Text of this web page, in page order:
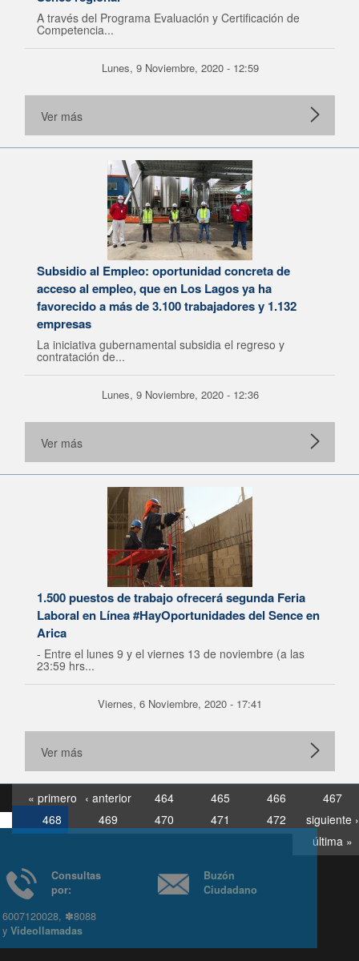
A través del Programa Evaluación y Certificación de
Competencia...
Lunes, 9 Noviembre, 2020 - 12:59
Ver más
Subsidio al Empleo: oportunidad concreta de
acceso al empleo, que en Los Lagos ya ha
favorecido a más de 3.100 trabajadores y 1.132
empresas
La iniciativa gubernamental subsidia el regreso y
contratación de...
Lunes, 9 Noviembre, 2020 - 12:36
Ver más
1.500 puestos de trabajo ofrecerá segunda Feria
Laboral en Línea #HayOportunidades del Sence en
Arica
- Entre el lunes 9 y el viernes 13 de noviembre (a las
23:59 hrs...
Viernes, 6 Noviembre, 2020 - 17:41
Ver más
« primero ‹ anterior 464 465 466
467
468
469 470 471 472
siguiente ›
última »
Consultas
6007120028, ✽8088
yVideollamadas
Ciudadano